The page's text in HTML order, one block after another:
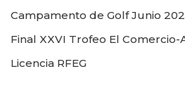
Campamento de Golf Junio
Final XXVI Trofeo El Comercio-
Licencia RFEG